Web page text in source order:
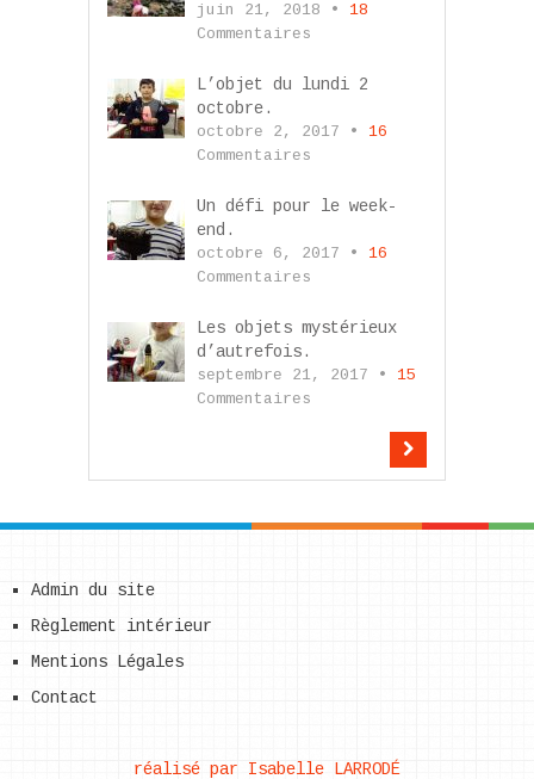
juin 21, 2018 • 18
Commentaires
L’objet du lundi 2
octobre.
octobre 2, 2017 • 16
Commentaires
Un défi pour le week-
end.
octobre 6, 2017 • 16
Commentaires
Les objets mystérieux
d’autrefois.
septembre 21, 2017 • 15
Commentaires
Admin du site
Règlement intérieur
Mentions Légales
Contact
réalisé par Isabelle LARRODÉ